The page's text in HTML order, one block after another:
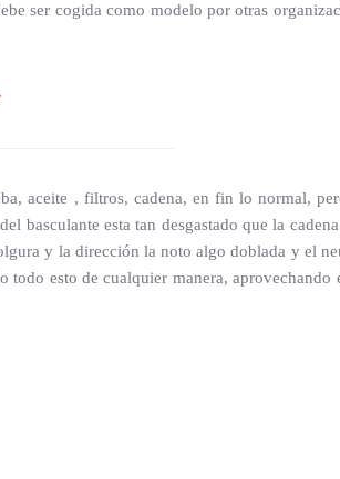
ser cogida como modelo por otras
aceite , filtros, cadena, en fin lo normal,
basculante esta tan desgastado que la
y la dirección la noto algo doblada y el
esto de cualquier manera,